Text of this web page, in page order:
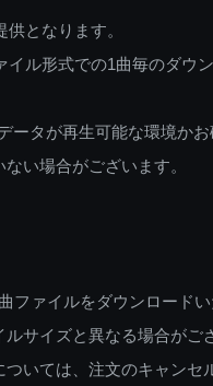
となります。
ル形式での1曲毎のダウ
タが再生可能な環境か
い場合がございます。
ファイルをダウンロード
サイズと異なる場合がご
いては、注文のキャンセ